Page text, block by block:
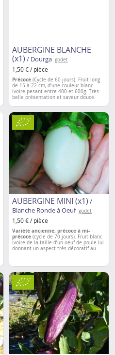
AUBERGINE BLANCHE
(x1) / Dourga godet
1,50 € / pièce
Précoce (Cycle de 60 jours). Fruit long
de 15 à 22 cm, d’une couleur blanc
ivoire pesant entre 400 et 600g. Très
belle présentation et saveur douce.
Espacement entre les plantations: 50 à
70cm
AUBERGINE MINI (x1) /
Blanche Ronde à Oeuf godet
1,50 € / pièce
Variété ancienne, précoce à mi-
précoce (cycle de 70 jours). Fruit blanc
ivoire de la taille d’un oeuf de poule lui
donnant un aspect très décoratif au
moyen de 100g. A récolter jeune,
s’utilise comme une aubergine
traditionnelle. Variété
adaptée aussi à
la culture en pot.
Espacement entre les plants:50 cm à
70 cm